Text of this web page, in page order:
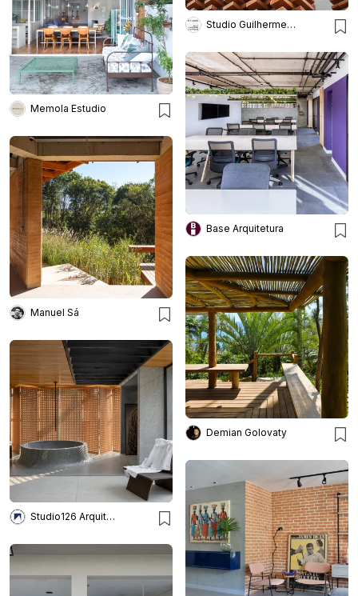
Studio Guilherme Torres
Memola Estudio
Base Arquitetura
Manuel Sá
Demian Golovaty
Studio126 Arquitetura